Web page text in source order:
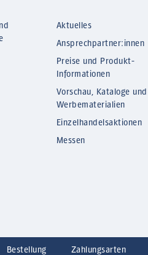
Aktuelles
Ansprechpartner:innen
Preise und Produkt-
Informationen
Vorschau, Kataloge und
Werbematerialien
Einzelhandelsaktionen
Messen
Bestellung Zahlungsarten